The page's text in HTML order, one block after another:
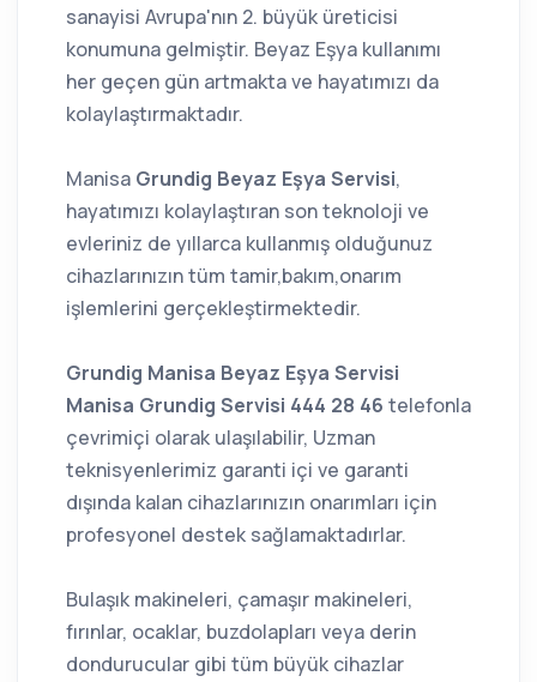
sanayisi Avrupa'nın 2. büyük üreticisi
konumuna gelmiştir. Beyaz Eşya kullanımı
her geçen gün artmakta ve hayatımızı da
kolaylaştırmaktadır.
Manisa Grundig Beyaz Eşya Servisi,
hayatımızı kolaylaştıran son teknoloji ve
evleriniz de yıllarca kullanmış olduğunuz
cihazlarınızın tüm tamir,bakım,onarım
işlemlerini gerçekleştirmektedir.
Grundig Manisa Beyaz Eşya Servisi
Manisa Grundig Servisi 444 28 46 telefonla
çevrimiçi olarak ulaşılabilir, Uzman
teknisyenlerimiz garanti içi ve garanti
dışında kalan cihazlarınızın onarımları için
profesyonel destek sağlamaktadırlar.
Bulaşık makineleri, çamaşır makineleri,
fırınlar, ocaklar, buzdolapları veya derin
dondurucular gibi tüm büyük cihazlar